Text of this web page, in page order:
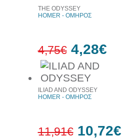
THE ODYSSEY
HOMER - ΟΜΗΡΟΣ
4,75€ 4,28€
ILIAD AND ODYSSEY
HOMER - ΟΜΗΡΟΣ
11,91€ 10,72€